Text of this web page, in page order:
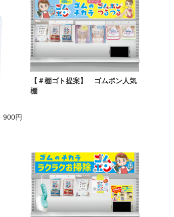
900円
【＃棚ゴト提案】 ゴムポン人気
棚